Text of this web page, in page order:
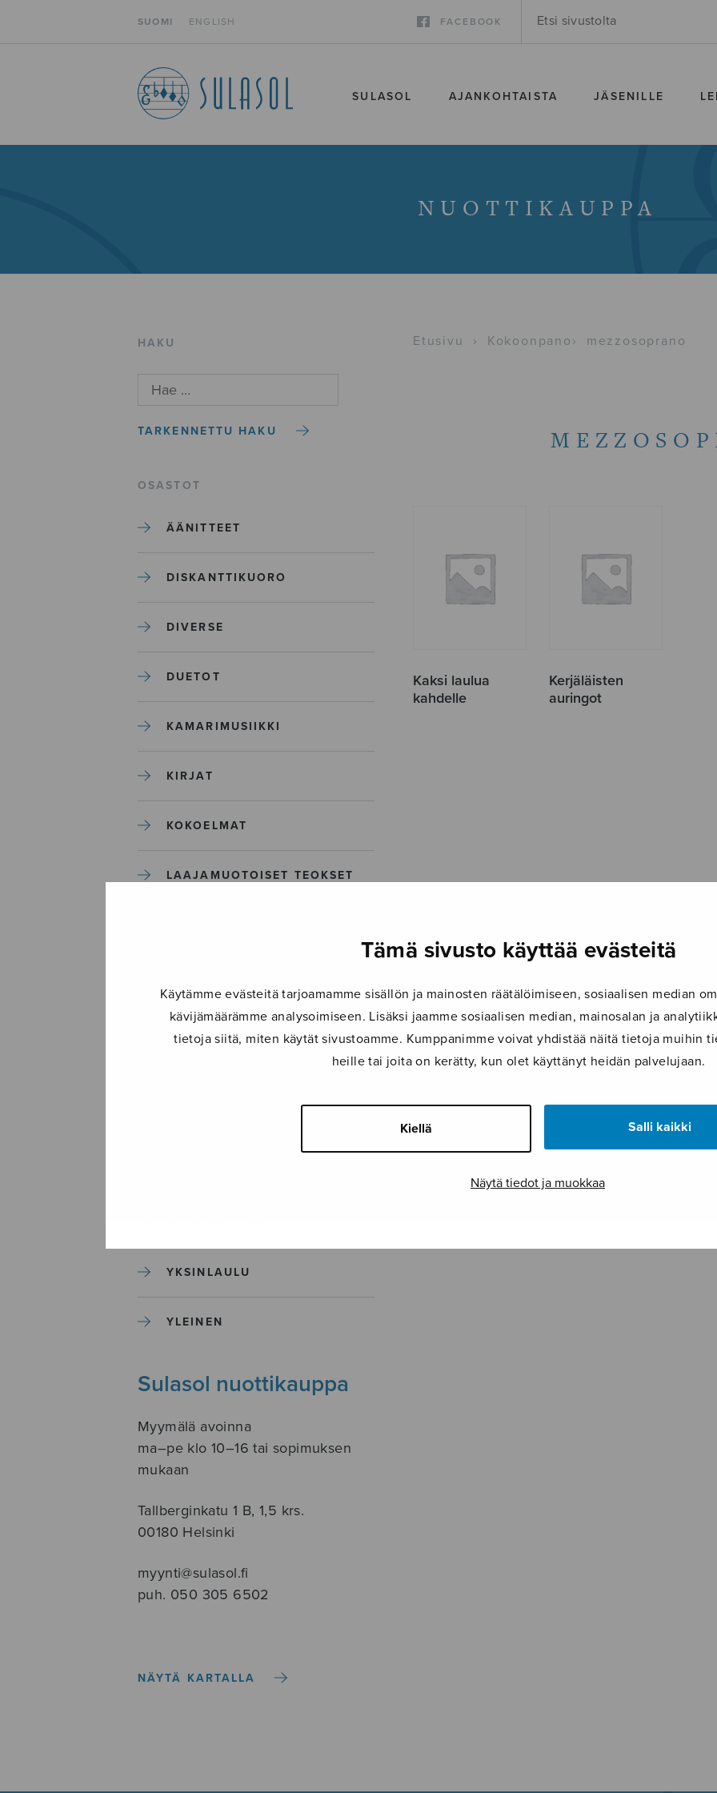
Tämä sivusto käyttää evästeitä
Käytämme evästeitä tarjoamamme sisällön ja mainosten räätälöimiseen, sosiaalisen median
kävijämäärämme analysoimiseen. Lisäksi jaamme sosiaalisen median, mainosalan ja
tietoja siitä, miten käytät sivustoamme. Kumppanimme voivat yhdistää näitä tietoja muihin
heille tai joita on kerätty, kun olet käyttänyt heidän palvelujaan.
Kiellä Salli kaikki
Näytä tiedot ja muokkaa
SUOMI ENGLISH FACEBOOK
SULASOL AJANKOHTAISTA JÄSENILLE
NUOTTIKAUPPA
HAKU
TARKENNETTU HAKU
OSASTOT
ÄÄNITTEET
DISKANTTIKUORO
DIVERSE
DUETOT
KAMARIMUSIIKKI
KIRJAT
KOKOELMAT
LAAJAMUOTOISET TEOKSET
MUUT
YKSINLAULU
YLEINEN
Sulasol nuottikauppa
Myymälä avoinna
ma–pe klo 10–16 tai sopimuksen
mukaan
Tallberginkatu 1 B, 1,5 krs.
00180 Helsinki
myynti@sulasol.fi
puh. 050 305 6502
NÄYTÄ KARTALLA
Etusivu › Kokoonpano › mezzosoprano
Kaksi laulua
kahdelle
Kerjäläisten
auringot